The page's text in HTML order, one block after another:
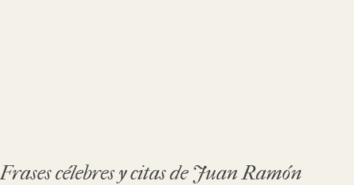
Frases célebres y citas de Juan Ramón